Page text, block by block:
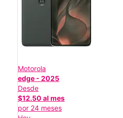
Motorola
edge - 2025
Desde
$12.50 al mes
por 24 meses